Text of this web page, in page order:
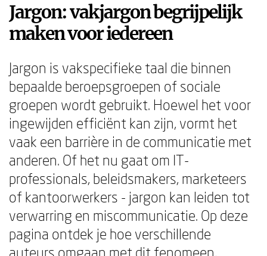
Jargon: vakjargon begrijpelijk
maken voor iedereen
Jargon is vakspecifieke taal die binnen
bepaalde beroepsgroepen of sociale
groepen wordt gebruikt. Hoewel het voor
ingewijden efficiënt kan zijn, vormt het
vaak een barrière in de communicatie met
anderen. Of het nu gaat om IT-
professionals, beleidsmakers, marketeers
of kantoorwerkers - jargon kan leiden tot
verwarring en miscommunicatie. Op deze
pagina ontdek je hoe verschillende
auteurs omgaan met dit fenomeen,